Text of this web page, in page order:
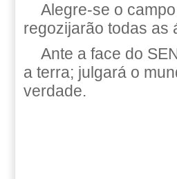
Alegre-se o
regozijarão todas as
Ante a face do
a terra; julgará o
verdade.